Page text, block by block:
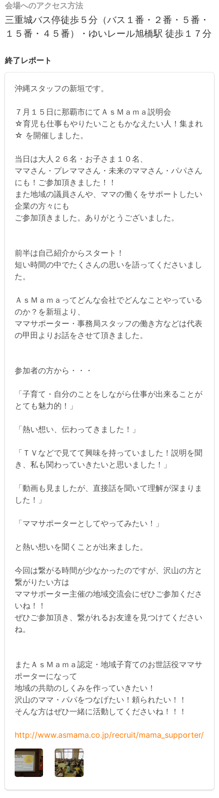
会場へのアクセス方法
三重城バス停徒歩５分（バス１番・２番・５番・
１５番・４５番）・ゆいレール旭橋駅 徒歩１７分
終了レポート
沖縄スタッフの新垣です。
７月１５日に那覇市にてＡｓＭａｍａ説明会
☆育児も仕事もやりたいこともかなえたい人！集まれ
☆ を開催しました。
当日は大人２６名・お子さま１０名、
ママさん・プレママさん・未来のママさん・パパさん
にも！ご参加頂きました！！
また地域の議員さんや、ママの働くをサポートしたい
企業の方々にも
ご参加頂きました。ありがとうございました。
前半は自己紹介からスタート！
短い時間の中でたくさんの思いを語ってくださいまし
た。
ＡｓＭａｍａってどんな会社でどんなことやっている
のか？を新垣より、
ママサポーター・事務局スタッフの働き方などは代表
の甲田よりお話をさせて頂きました。
参加者の方から・・・
「子育て・自分のことをしながら仕事が出来ることが
とても魅力的！」
「熱い想い、伝わってきました！」
「ＴＶなどで見てて興味を持っていました！説明を聞
き、私も関わっていきたいと思いました！」
「動画も見ましたが、直接話を聞いて理解が深まりま
した！」
「ママサポーターとしてやってみたい！」
と熱い想いを聞くことが出来ました。
今回は繋がる時間が少なかったのですが、沢山の方と
繋がりたい方は
ママサポーター主催の地域交流会にぜひご参加くださ
いね！！
ぜひご参加頂き、繋がれるお友達を見つけてください
ね。
またＡｓＭａｍａ認定・地域子育てのお世話役ママサ
ポーターになって
地域の共助のしくみを作っていきたい！
沢山のママ・パパをつなげたい！頼られたい！！
そんな方はぜひ一緒に活動してくださいね！！！
http://www.asmama.co.jp/recruit/mama_supporter/